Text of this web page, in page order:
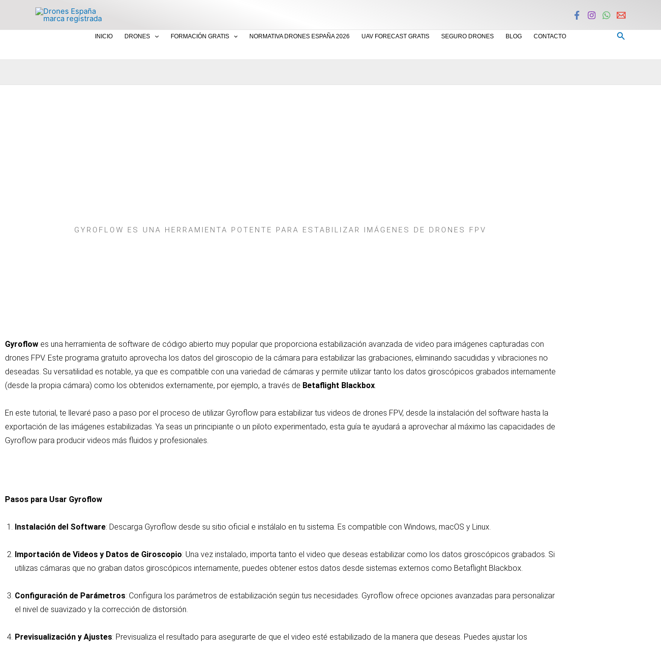
contenido
INICIO DRONES FORMACIÓN GRATIS NORMATIVA DRONES ESPAÑA 2026 UAV FORECAST GRATIS SEGURO DRONES BLOG CONTACTO Buscar
GYROFLOW ES UNA HERRAMIENTA POTENTE PARA ESTABILIZAR IMÁGENES DE DRONES FPV
Gyroflow es una herramienta de software de código abierto muy popular que proporciona estabilización avanzada de video para imágenes capturadas con
drones FPV. Este programa gratuito aprovecha los datos del giroscopio de la cámara para estabilizar las grabaciones, eliminando sacudidas y vibraciones no
deseadas. Su versatilidad es notable, ya que es compatible con una variedad de cámaras y permite utilizar tanto los datos giroscópicos grabados internamente
(desde la propia cámara) como los obtenidos externamente, por ejemplo, a través de Betaflight Blackbox.
En este tutorial, te llevaré paso a paso por el proceso de utilizar Gyroflow para estabilizar tus videos de drones FPV, desde la instalación del software hasta la
exportación de las imágenes estabilizadas. Ya seas un principiante o un piloto experimentado, esta guía te ayudará a aprovechar al máximo las capacidades de
Gyroflow para producir videos más fluidos y profesionales.
Pasos para Usar Gyroflow
Instalación del Software: Descarga Gyroflow desde su sitio oficial e instálalo en tu sistema. Es compatible con Windows, macOS y Linux.
Importación de Videos y Datos de Giroscopio: Una vez instalado, importa tanto el video que deseas estabilizar como los datos giroscópicos grabados. Si
utilizas cámaras que no graban datos giroscópicos internamente, puedes obtener estos datos desde sistemas externos como Betaflight Blackbox.
Configuración de Parámetros: Configura los parámetros de estabilización según tus necesidades. Gyroflow ofrece opciones avanzadas para personalizar
el nivel de suavizado y la corrección de distorsión.
Previsualización y Ajustes: Previsualiza el resultado para asegurarte de que el video esté estabilizado de la manera que deseas. Puedes ajustar los